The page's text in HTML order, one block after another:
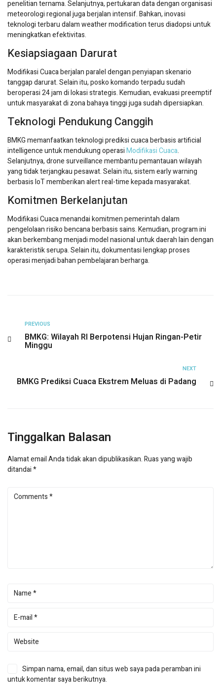
penelitian ternama. Selanjutnya, pertukaran data dengan organisasi
meteorologi regional juga berjalan intensif. Bahkan, inovasi
teknologi terbaru dalam weather modification terus diadopsi untuk
meningkatkan efektivitas.
Kesiapsiagaan Darurat
Modifikasi Cuaca berjalan paralel dengan penyiapan skenario
tanggap darurat. Selain itu, posko komando terpadu sudah
beroperasi 24 jam di lokasi strategis. Kemudian, evakuasi preemptif
untuk masyarakat di zona bahaya tinggi juga sudah dipersiapkan.
Teknologi Pendukung Canggih
BMKG memanfaatkan teknologi prediksi cuaca berbasis artificial
intelligence untuk mendukung operasiModifikasi Cuaca.
Selanjutnya, drone surveillance membantu pemantauan wilayah
yang tidak terjangkau pesawat. Selain itu, sistem early warning
berbasis IoT memberikan alert real-time kepada masyarakat.
Komitmen Berkelanjutan
Modifikasi Cuaca menandai komitmen pemerintah dalam
pengelolaan risiko bencana berbasis sains. Kemudian, program ini
akan berkembang menjadi model nasional untuk daerah lain dengan
karakteristik serupa. Selain itu, dokumentasi lengkap proses
operasi menjadi bahan pembelajaran berharga.
PREVIOUS
BMKG: Wilayah RI Berpotensi Hujan Ringan-Petir
Minggu
NEXT
BMKG Prediksi Cuaca Ekstrem Meluas di Padang
Tinggalkan Balasan
Alamat email Anda tidak akan dipublikasikan.Ruas yang wajib
ditandai*
Simpan nama, email, dan situs web saya pada peramban ini
untuk komentar saya berikutnya.